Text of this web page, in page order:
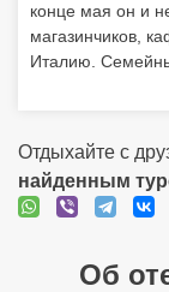
конце мая он и
магазинчиков,
Италию.
Отдыхайте с
найденным
Об